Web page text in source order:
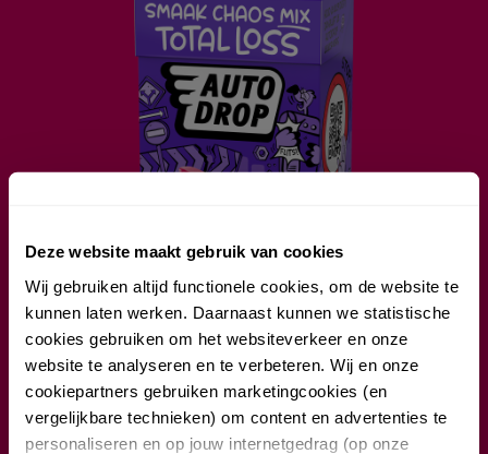
Deze website maakt gebruik van cookies
Wij gebruiken altijd functionele cookies, om de website te
kunnen laten werken. Daarnaast kunnen we statistische
cookies gebruiken om het websiteverkeer en onze
website te analyseren en te verbeteren. Wij en onze
cookiepartners gebruiken marketingcookies (en
vergelijkbare technieken) om content en advertenties te
personaliseren en op jouw internetgedrag (op onze
SMAAK CHAOS MIX
Tuut! Beng! Boem! De lekkerste botsing van smaken ooit.
Probeer daar maar eens van los te komen.
BEN JE 13 JAAR OF OUDER?